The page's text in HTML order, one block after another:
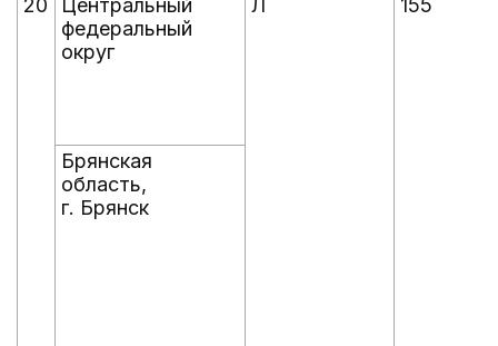
20
Центральный
федеральный
округ
Л 155
Брянская
область,
г. Брянск